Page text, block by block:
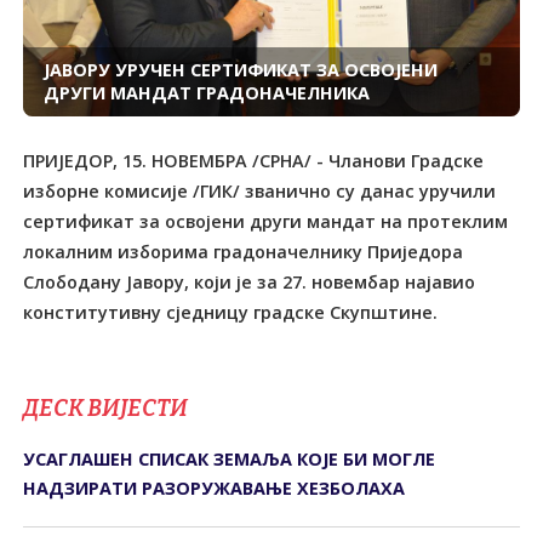
ЈАВОРУ УРУЧЕН СЕРТИФИКАТ ЗА ОСВОЈЕНИ
ДРУГИ МАНДАТ ГРАДОНАЧЕЛНИКА
ПРИЈЕДОР, 15. НОВЕМБРА /СРНА/ - Чланови Градске
изборне комисије /ГИК/ званично су данас уручили
сертификат за освојени други мандат на протеклим
локалним изборима градоначелнику Приједора
Слободану Јавору, који је за 27. новембар најавио
конститутивну сједницу градске Скупштине.
ДЕСК ВИЈЕСТИ
УСАГЛАШЕН СПИСАК ЗЕМАЉА КОЈЕ БИ МОГЛЕ
НАДЗИРАТИ РАЗОРУЖАВАЊЕ ХЕЗБОЛАХА